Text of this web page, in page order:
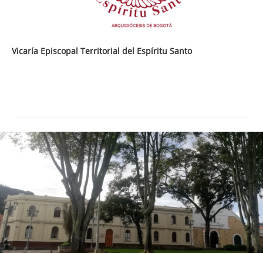
Vicaría Episcopal Territorial del Espíritu Santo